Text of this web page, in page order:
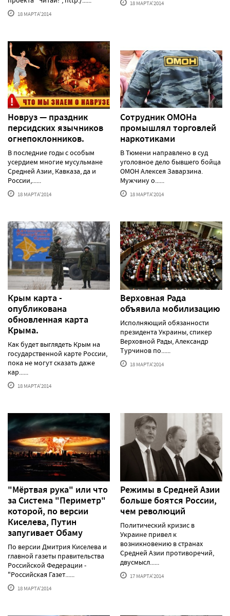
18 МАРТА'2014
18 МАРТА'2014
Новруз — праздник
персидских язычников
огнепоклонников.
В последние годы с особым
усердием многие мусульмане
Средней Азии, Кавказа, да и
России,......
18 МАРТА'2014
Сотрудник ОМОНа
промышлял торговлей
наркотиками
В Тюмени направлено в суд
уголовное дело бывшего бойца
ОМОН Алексея Заварзина.
Мужчину о......
18 МАРТА'2014
Крым карта -
опубликована
обновленная карта
Крыма.
Как будет выглядеть Крым на
государственной карте России,
пока не могут сказать даже
кар......
18 МАРТА'2014
Верховная Рада
объявила мобилизацию
Исполняющий обязанности
президента Украины, спикер
Верховной Рады, Александр
Турчинов по......
18 МАРТА'2014
"Мёртвая рука" или что
за Система "Периметр"
которой, по версии
Киселева, Путин
запугивает Обаму
По версии Дмитрия Киселева и
главной газеты правительства
Российской Федерации -
"Российская Газет......
18 МАРТА'2014
Режимы в Средней Азии
больше боятся России,
чем революций
Политический кризис в
Украине привел к
возникновению в странах
Средней Азии противоречий,
двусмысл......
17 МАРТА'2014